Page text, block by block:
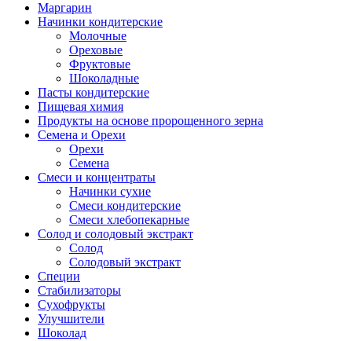
Маргарин
Начинки кондитерские
Молочные
Ореховые
Фруктовые
Шоколадные
Пасты кондитерские
Пищевая химия
Продукты на основе пророщенного зерна
Семена и Орехи
Орехи
Семена
Смеси и концентраты
Начинки сухие
Смеси кондитерские
Смеси хлебопекарные
Солод и солодовый экстракт
Солод
Солодовый экстракт
Специи
Стабилизаторы
Сухофрукты
Улучшители
Шоколад